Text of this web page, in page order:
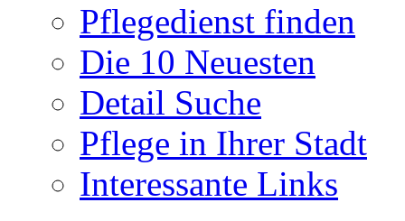
Pflegedienst finden
Die 10 Neuesten
Detail Suche
Pflege in Ihrer Stadt
Interessante Links